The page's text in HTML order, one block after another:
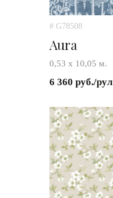
# G78508
Aura
0,53 х 10,05 м.
6 360 руб./рул